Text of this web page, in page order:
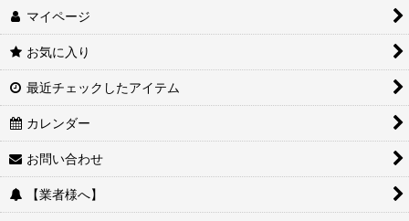
マイページ
お気に入り
最近チェックしたアイテム
カレンダー
お問い合わせ
【業者様へ】